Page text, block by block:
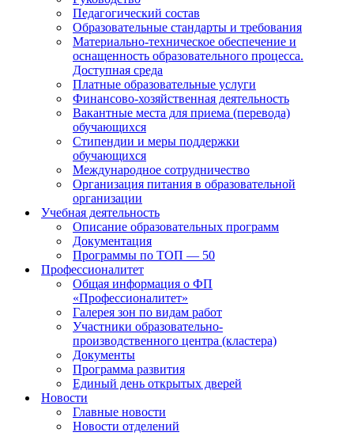
Педагогический состав
Образовательные стандарты и требования
Материально-техническое обеспечение и
оснащенность образовательного процесса.
Доступная среда
Платные образовательные услуги
Финансово-хозяйственная деятельность
Вакантные места для приема (перевода)
обучающихся
Стипендии и меры поддержки
обучающихся
Международное сотрудничество
Организация питания в образовательной
организации
Учебная деятельность
Описание образовательных программ
Документация
Программы по ТОП — 50
Профессионалитет
Общая информация о ФП
«Профессионалитет»
Галерея зон по видам работ
Участники образовательно-
производственного центра (кластера)
Документы
Программа развития
Единый день открытых дверей
Новости
Главные новости
Новости отделений